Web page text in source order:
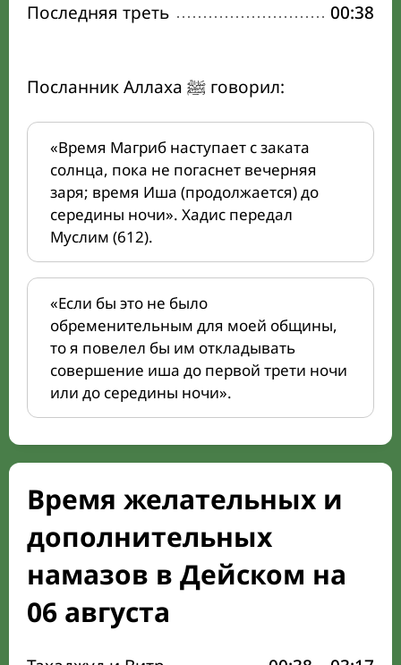
Последняя треть
00:38
Посланник Аллаха ﷺ говорил:
«Время Магриб наступает с заката
солнца, пока не погаснет вечерняя
заря; время Иша (продолжается) до
середины ночи». Хадис передал
Муслим (612).
«Если бы это не было
обременительным для моей общины,
то я повелел бы им откладывать
совершение иша до первой трети ночи
или до середины ночи».
Время желательных и
дополнительных
намазов в Дейском на
06 августа